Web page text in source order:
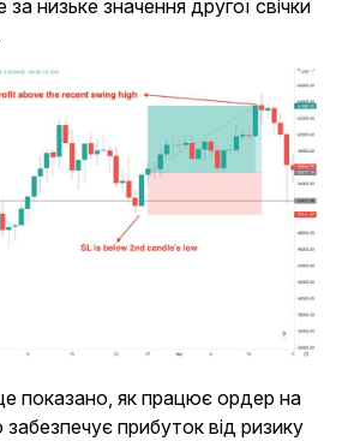
низьке значення другої свічки
показано, як працює ордер на
забезпечує прибуток від ризику